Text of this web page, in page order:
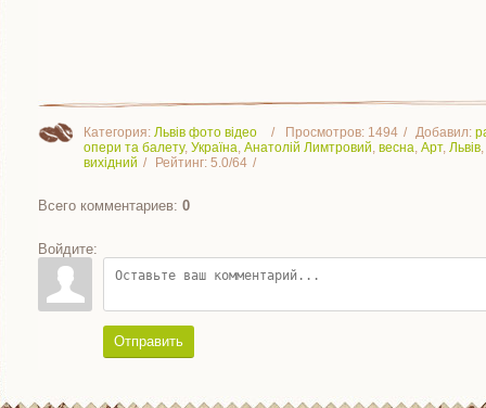
Категория: Львів фото відео Просмотров: 1494 Добавил:
опери та балету, Україна, Анатолій Лимтровий, весна, Арт, Львів,
вихідний
Рейтинг: 5.0/64
Всего комментариев: 0
Войдите:
Отправить